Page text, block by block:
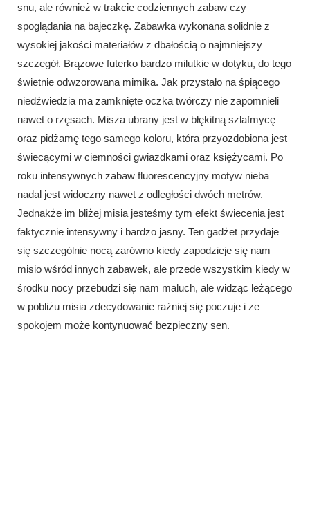
snu, ale również w trakcie codziennych zabaw czy
spoglądania na bajeczkę. Zabawka wykonana solidnie z
wysokiej jakości materiałów z dbałością o najmniejszy
szczegół. Brązowe futerko bardzo milutkie w dotyku, do tego
świetnie odwzorowana mimika. Jak przystało na śpiącego
niedźwiedzia ma zamknięte oczka twórczy nie zapomnieli
nawet o rzęsach. Misza ubrany jest w błękitną szlafmycę
oraz pidżamę tego samego koloru, która przyozdobiona jest
świecącymi w ciemności gwiazdkami oraz księżycami. Po
roku intensywnych zabaw fluorescencyjny motyw nieba
nadal jest widoczny nawet z odległości dwóch metrów.
Jednakże im bliżej misia jesteśmy tym efekt świecenia jest
faktycznie intensywny i bardzo jasny. Ten gadżet przydaje
się szczególnie nocą zarówno kiedy zapodzieje się nam
misio wśród innych zabawek, ale przede wszystkim kiedy w
środku nocy przebudzi się nam maluch, ale widząc leżącego
w pobliżu misia zdecydowanie raźniej się poczuje i ze
spokojem może kontynuować bezpieczny sen.